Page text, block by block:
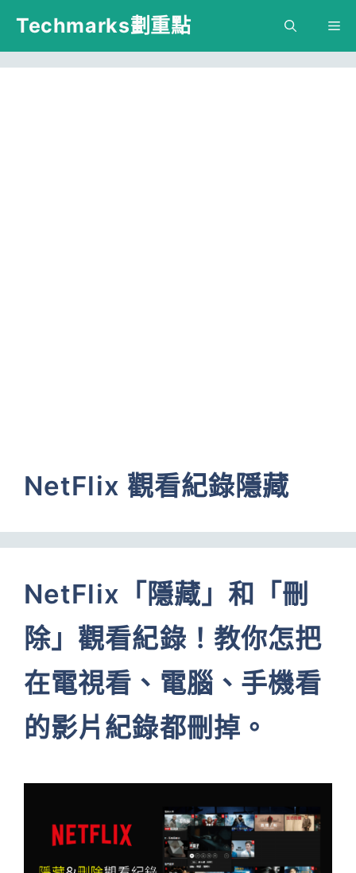
跳
主
Techmarks劃重點
NetFlix 觀看紀錄隱藏
NetFlix「隱藏」和「刪
除」觀看紀錄！教你怎把
在電視看、電腦、手機看
的影片紀錄都刪掉。